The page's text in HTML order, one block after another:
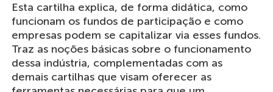
Esta cartilha explica, de forma didática, como
funcionam os fundos de participação e como
empresas podem se capitalizar via esses fundos.
Traz as noções básicas sobre o funcionamento
dessa indústria, complementadas com as
demais cartilhas que visam oferecer as